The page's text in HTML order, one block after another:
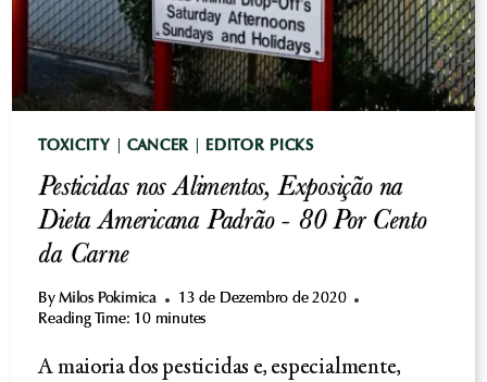
TOXICITY CANCER EDITOR PICKS
Pesticidas nos Alimentos, Exposição na
Dieta Americana Padrão - 80 Por Cento
da Carne
By Milos Pokimica
13 de Dezembro de 2020
Reading Time: 10 minutes
A maioria dos pesticidas e, especialmente,